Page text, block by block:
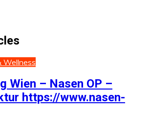
Wellness
Wien – Nasen OP –
https://www.nasen-